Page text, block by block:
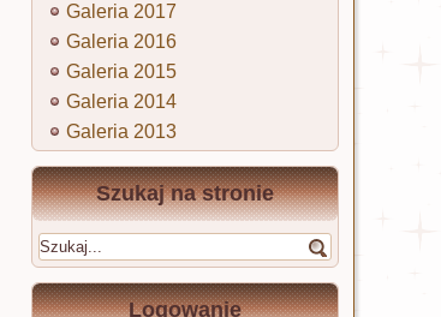
Galeria 2017
Galeria 2016
Galeria 2015
Galeria 2014
Galeria 2013
Szukaj na stronie
Logowanie